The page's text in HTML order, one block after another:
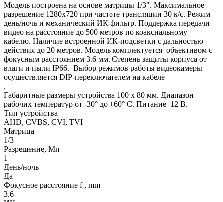
Модель построена на основе матрицы 1/3". Максимальное
разрешение 1280х720 при частоте трансляции 30 к/с. Режим
день/ночь и механический ИК-фильтр. Поддержка передачи
видео на расстояние до 500 метров по коаксиальному
кабелю. Наличие встроенной ИК-подсветки с дальностью
действия до 20 метров. Модель комплектуется объективом с
фокусным расстоянием 3.6 мм. Степень защиты корпуса от
влаги и пыли IP66. Выбор режимов работы видеокамеры
осуществляется DIP-переключателем на кабеле
.
Габаритные размеры устройства 100 х 80 мм. Диапазон
рабочих температур от -30° до +60° С. Питание 12 В.
Тип устройства
AHD, CVBS, CVI, TVI
Матрица
1/3
Разрешение, Мп
1
День/ночь
Да
Фокусное расстояние f , mm
3.6